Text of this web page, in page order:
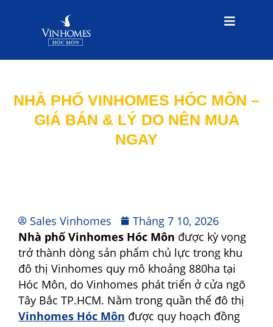
NHÀ PHỐ VINHOMES HÓC MÔN –
GIÁ BÁN & LÝ DO NÊN MUA
NGAY
Sales Vinhomes
Tháng 7 10, 2026
Nhà phố Vinhomes Hóc Môn được kỳ vọng
trở thành dòng sản phẩm chủ lực trong khu
đô thị Vinhomes quy mô khoảng 880ha tại
Hóc Môn, do Vinhomes phát triển ở cửa ngõ
Tây Bắc TP.HCM. Nằm trong quần thể đô thị
Vinhomes Hóc Môn được quy hoạch đồng